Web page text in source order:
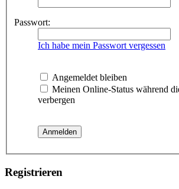
Passwort:
Ich habe mein Passwort vergessen
Angemeldet bleiben
Meinen Online-Status während
verbergen
Registrieren